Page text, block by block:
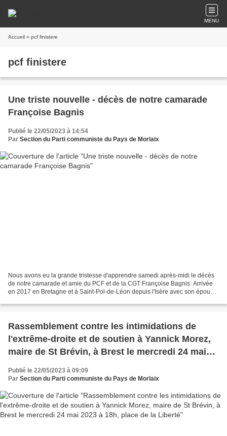
MENU
Accueil » pcf finistere
pcf finistere
Une triste nouvelle - décès de notre camarade
Françoise Bagnis
Publié le 22/05/2023 à 14:54
Par Section du Parti communiste du Pays de Morlaix
Nous avons eu la grande tristesse d'apprendre samedi après-midi le décès
de notre camarade et amie du PCF et de la CGT Françoise Bagnis. Arrivée
en 2017 en Bretagne et à Saint-Pol-de-Léon depuis l'Isère avec son époux,
Rassemblement contre les intimidations de
l'extrême-droite et de soutien à Yannick Morez,
maire de St Brévin, à Brest le mercredi 24 mai
Publié le 22/05/2023 à 09:09
Par Section du Parti communiste du Pays de Morlaix